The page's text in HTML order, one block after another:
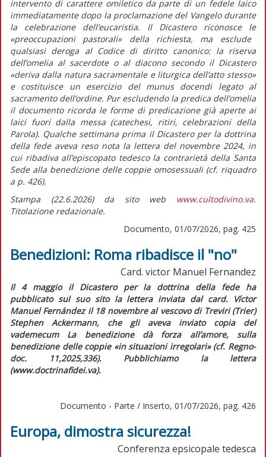
intervento di carattere omiletico da parte di un fedele laico
immediatamente dopo la proclamazione del Vangelo durante
la celebrazione dell’eucaristia. Il Dicastero riconosce le
«preoccupazioni pastorali» della richiesta, ma esclude
qualsiasi deroga al Codice di diritto canonico: la riserva
dell’omelia al sacerdote o al diacono secondo il Dicastero
«deriva dalla natura sacramentale e liturgica dell’atto stesso»
e costituisce un esercizio delmunus docendi legato al
sacramento dell’ordine. Pur escludendo la predica dell’omelia
il documento ricorda le forme di predicazione già aperte ai
laici fuori dalla messa (catechesi, ritiri, celebrazioni della
Parola). Qualche settimana prima il Dicastero per la dottrina
della fede aveva reso nota la lettera del novembre 2024, in
cui ribadiva all’episcopato tedesco la contrarietà della Santa
Sede alla benedizione delle coppie omosessuali (cf. riquadro
a p. 426).
Stampa (22.6.2026) da sito web
www.cultodivino.va.
Titolazione redazionale.
Documento, 01/07/2026, pag. 425
Benedizioni: Roma ribadisce il "no"
Card. victor Manuel Fernandez
Il 4 maggio il Dicastero per la dottrina della fede ha
pubblicato sul suo sito la lettera inviata dal card. Víctor
Manuel Fernández il 18 novembre al vescovo di Treviri (Trier)
Stephen Ackermann, che gli aveva inviato copia del
vademecum La benedizione dà forza all’amore, sulla
benedizione delle coppie «in situazioni irregolari» (cf. Regno-
doc.
11,2025,336). Pubblichiamo la lettera
(www.doctrinafidei.va).
Documento - Parte / Inserto, 01/07/2026, pag. 426
Europa, dimostra sicurezza!
Conferenza epsicopale tedesca